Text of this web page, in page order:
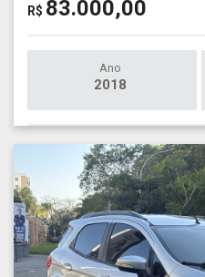
R$ 83.000,00
Ano
2018